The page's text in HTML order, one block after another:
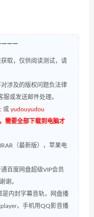
取，仅供阅读测试，请
涉及的版权问题负法律
或发送邮件处理。
或 yudouyudou
需要全部下载到电脑才
（最新版），苹果电
通百度网盘超级VIP会员
谢。
是内封字幕音轨，网盘播
，手机用QQ影音播